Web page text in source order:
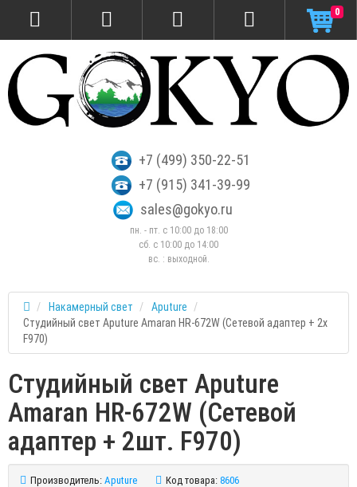
+7 (499) 350-22-51
+7 (915) 341-39-99
sales@gokyo.ru
пн. - пт. с 10:00 до 18:00
сб. c 10:00 до 14:00
вс. : выходной.
0
Накамерный свет
Aputure
Студийный свет Aputure Amaran HR-672W (Сетевой адаптер + 2x
F970)
Студийный свет Aputure
Amaran HR-672W (Сетевой
адаптер + 2шт. F970)
Производитель: Aputure Код товара: 8606